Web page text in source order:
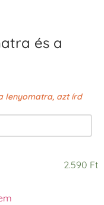
és a
lenyomatra, azt írd
2.590 Ft